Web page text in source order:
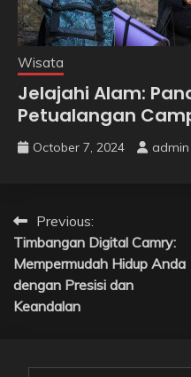
Wisata
Jelajahi Alam:
Petualangan
October 7, 2024 admin
Post
navigation
Previous:
Timbangan Digital Camry:
Mempermudah Hidup Anda
dengan Presisi dan
Keandalan